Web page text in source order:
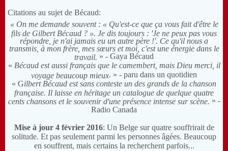
Citations au sujet de Bécaud:
« On me demande souvent : « Qu'est-ce que ça vous fait d'être le
fils de Gilbert Bécaud ? ». Je dis toujours : 'Je ne peux pas vous
répondre, je n'ai jamais eu un autre père !'. Ce qu'il nous a
transmis, à mon frère, mes sœurs et moi, c'est une énergie dans le
travail. » - Gaya Bécaud
« Bécaud est aussi français que le camembert, mais Dieu merci, il
voyage beaucoup mieux. » - paru dans un quotidien
« Gilbert Bécaud est sans conteste un des grands de la chanson
française. Il laisse en héritage un catalogue de quelque quatre
cents chansons et le souvenir d'une présence intense sur scène. » -
Radio Canada
Mise à jour 4 février 2016: Un Belge sur quatre souffrirait de
solitude. Et pas seulement parmi les personnes âgées. Beaucoup
en souffrent, mais certains la recherchent parfois...